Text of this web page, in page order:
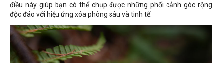
điều này giúp bạn có thể chụp được những phối cảnh góc rộng
độc đáo với hiệu ứng xóa phông sâu và tinh tế.